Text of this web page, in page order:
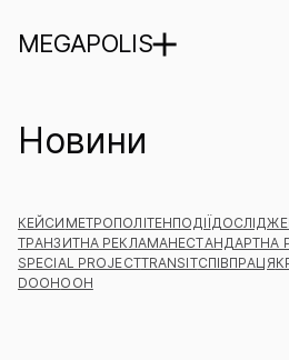
MEGAPOLIS
Новини
КЕЙСИ МЕТРОПОЛІТЕНПОДІЇ
ТРАНЗИТНА РЕКЛАМАНЕСТАНДАРТНА
SPECIAL PROJECTTRANSITСПІВПРАЦЯ
DOOHOOH